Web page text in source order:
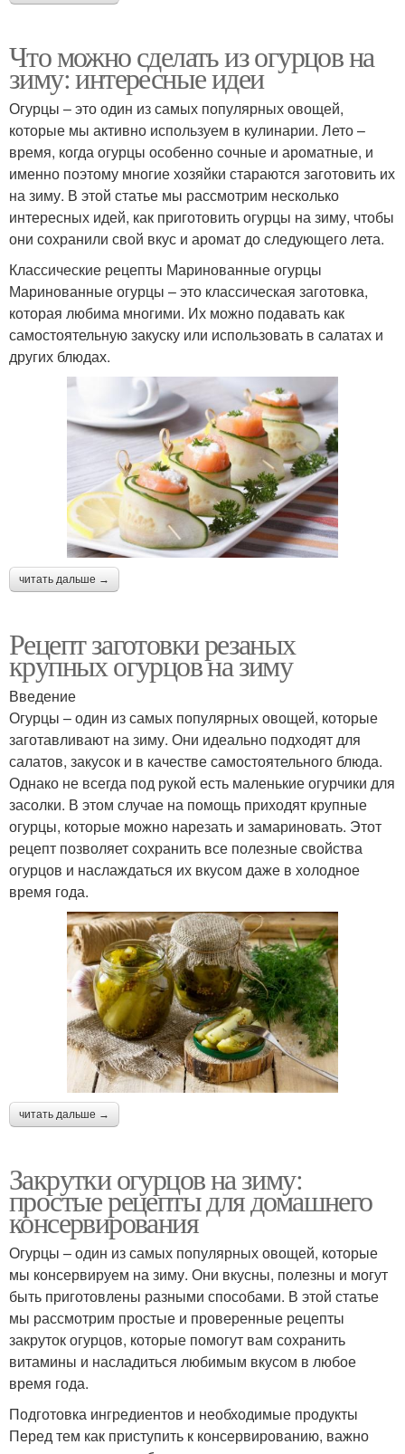
Что можно сделать из огурцов на
зиму: интересные идеи
Огурцы – это один из самых популярных овощей,
которые мы активно используем в кулинарии. Лето –
время, когда огурцы особенно сочные и ароматные, и
именно поэтому многие хозяйки стараются заготовить их
на зиму. В этой статье мы рассмотрим несколько
интересных идей, как приготовить огурцы на зиму, чтобы
они сохранили свой вкус и аромат до следующего лета.
Классические рецепты Маринованные огурцы
Маринованные огурцы – это классическая заготовка,
которая любима многими. Их можно подавать как
самостоятельную закуску или использовать в салатах и
других блюдах.
читать дальше →
Рецепт заготовки резаных
крупных огурцов на зиму
Введение
Огурцы – один из самых популярных овощей, которые
заготавливают на зиму. Они идеально подходят для
салатов, закусок и в качестве самостоятельного блюда.
Однако не всегда под рукой есть маленькие огурчики для
засолки. В этом случае на помощь приходят крупные
огурцы, которые можно нарезать и замариновать. Этот
рецепт позволяет сохранить все полезные свойства
огурцов и наслаждаться их вкусом даже в холодное
время года.
читать дальше →
Закрутки огурцов на зиму:
простые рецепты для домашнего
консервирования
Огурцы – один из самых популярных овощей, которые
мы консервируем на зиму. Они вкусны, полезны и могут
быть приготовлены разными способами. В этой статье
мы рассмотрим простые и проверенные рецепты
закруток огурцов, которые помогут вам сохранить
витамины и насладиться любимым вкусом в любое
время года.
Подготовка ингредиентов и необходимые продукты
Перед тем как приступить к консервированию, важно